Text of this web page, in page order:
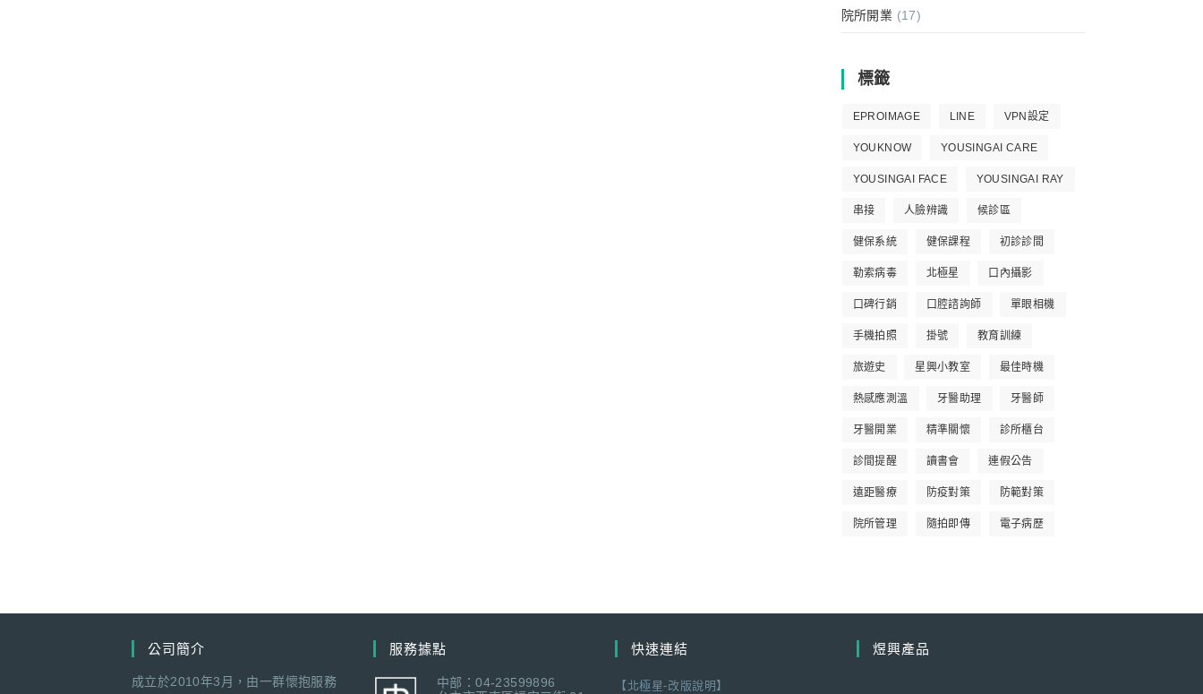
院所開業 (17)
標籤
EPROIMAGE LINE VPN設定
YOUKNOW YOUSINGAI CARE
YOUSINGAI FACE YOUSINGAI RAY
串接 人臉辨識 候診區
健保系統 健保課程 初診診間
勒索病毒 北極星 口內攝影
口碑行銷 口腔諮詢師 單眼相機
手機拍照 掛號 教育訓練
旅遊史 星興小教室 最佳時機
熱感應測溫 牙醫助理 牙醫師
牙醫開業 精準關懷 診所櫃台
診間提醒 讀書會 連假公告
遠距醫療 防疫對策 防範對策
院所管理 隨拍即傳 電子病歷
公司簡介
成立於2010年3月，由一群懷抱服務
服務據點
中部：04-23599896
快速連結
【北極星-改版說明】
煜興產品